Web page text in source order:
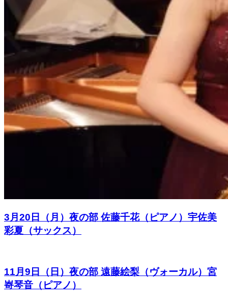
3月20日（月）夜の部 佐藤千花（ピアノ）宇佐美
彩夏（サックス）
11月9日（日）夜の部 遠藤絵梨（ヴォーカル）宮
㟢琴音（ピアノ）